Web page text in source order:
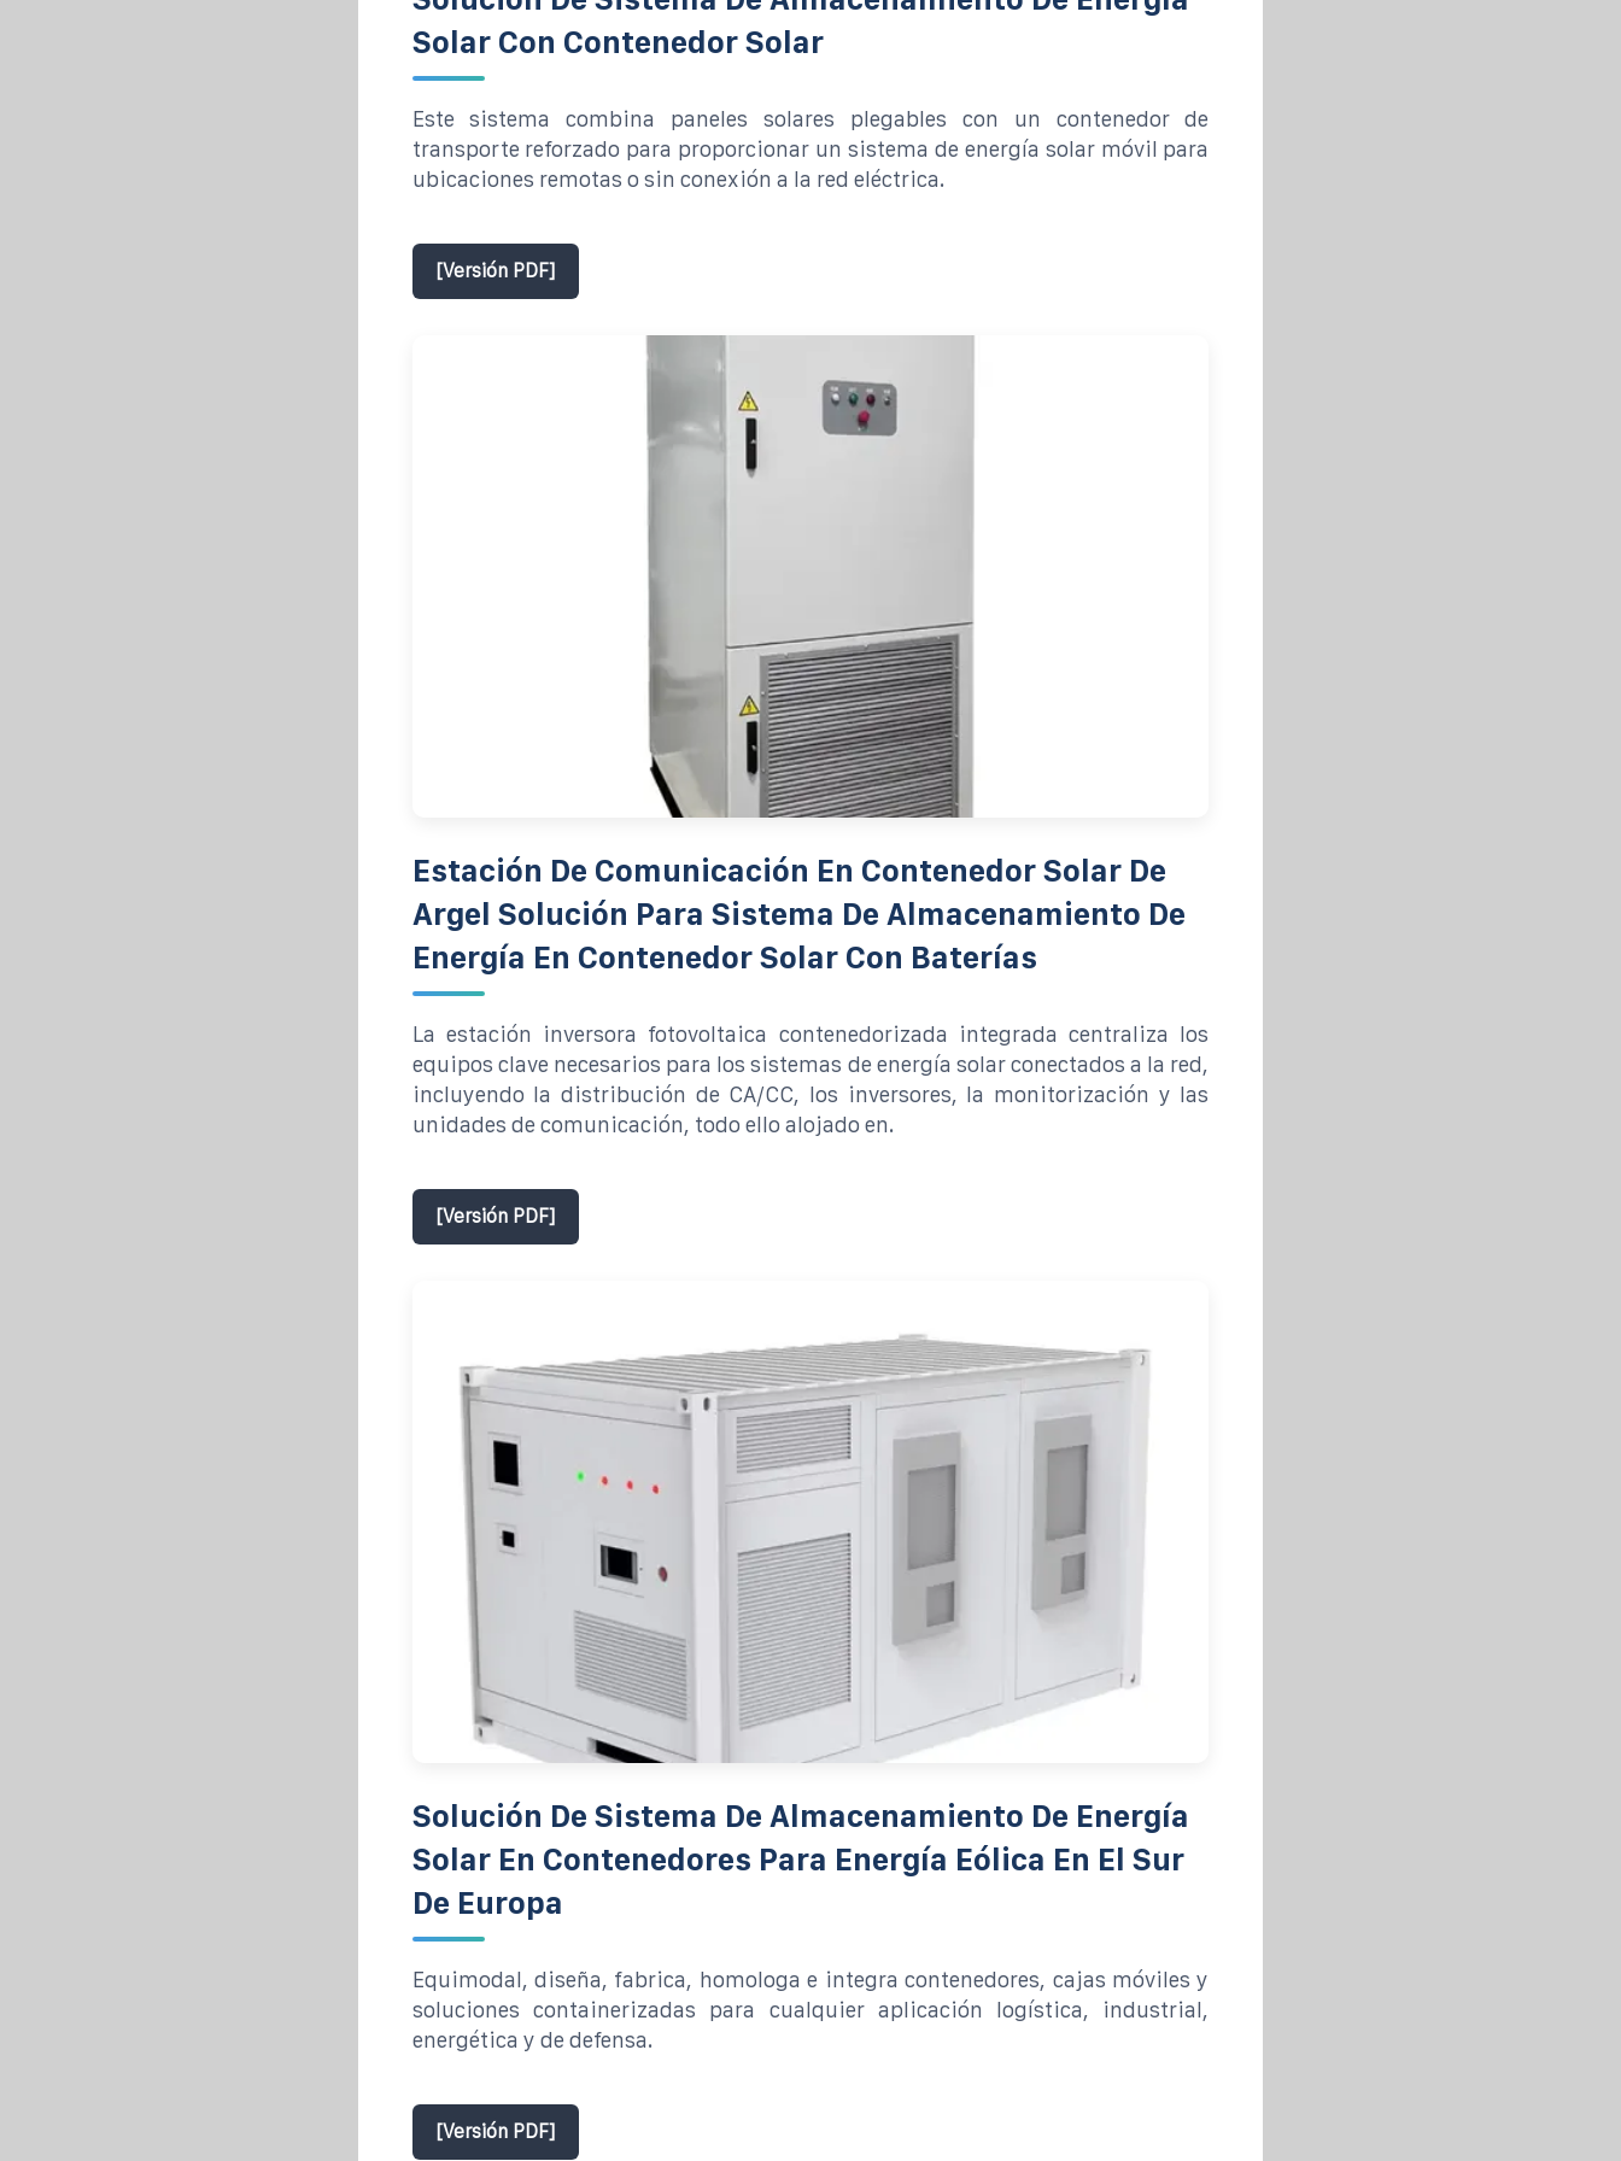
Solar Con Contenedor Solar
Este sistema combina paneles solares plegables con un contenedor de
transporte reforzado para proporcionar un sistema de energía solar móvil para
ubicaciones remotas o sin conexión a la red eléctrica.
[Versión PDF]
Estación De Comunicación En Contenedor Solar De
Argel Solución Para Sistema De Almacenamiento De
Energía En Contenedor Solar Con Baterías
La estación inversora fotovoltaica contenedorizada integrada centraliza los
equipos clave necesarios para los sistemas de energía solar conectados a la red,
incluyendo la distribución de CA/CC, los inversores, la monitorización y las
unidades de comunicación, todo ello alojado en.
[Versión PDF]
Solución De Sistema De Almacenamiento De Energía
Solar En Contenedores Para Energía Eólica En El Sur
De Europa
Equimodal, diseña, fabrica, homologa e integra contenedores, cajas móviles y
soluciones containerizadas para cualquier aplicación logística, industrial,
energética y de defensa.
[Versión PDF]